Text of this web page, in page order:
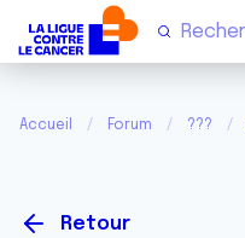
Accueil Forum ???
Retour